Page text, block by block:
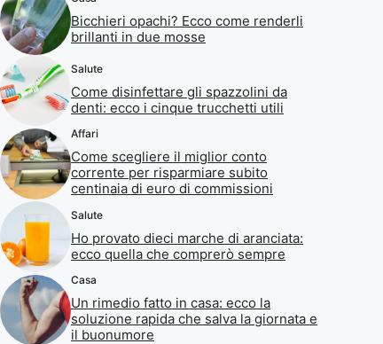
Bicchieri opachi? Ecco come renderli
brillanti in due mosse
Salute
Come disinfettare gli spazzolini da
denti: ecco i cinque trucchetti utili
Affari
Come scegliere il miglior conto
corrente per risparmiare subito
centinaia di euro di commissioni
Salute
Ho provato dieci marche di aranciata:
ecco quella che comprerò sempre
Casa
Un rimedio fatto in casa: ecco la
soluzione rapida che salva la giornata e
il buonumore